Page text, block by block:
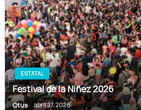
ESTATAL
Festival de la Niñez 2026
Otus abril 27, 2026